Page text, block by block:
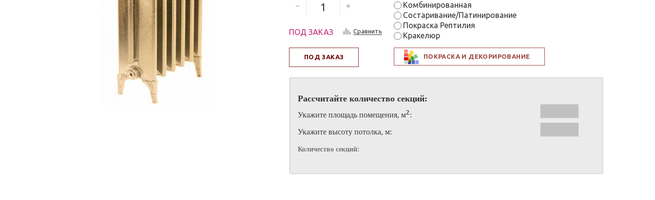
ПОД ЗАКАЗ Сравнить
Комбинированная
Состаривание/Патинирование
Покраска Рептилия
Кракелюр
ПОД ЗАКАЗ ПОКРАСКА И ДЕКОРИРОВАНИЕ
Рассчитайте количество секций:
Укажите площадь помещения, м2:
Укажите высоту потолка, м:
Количество секций: